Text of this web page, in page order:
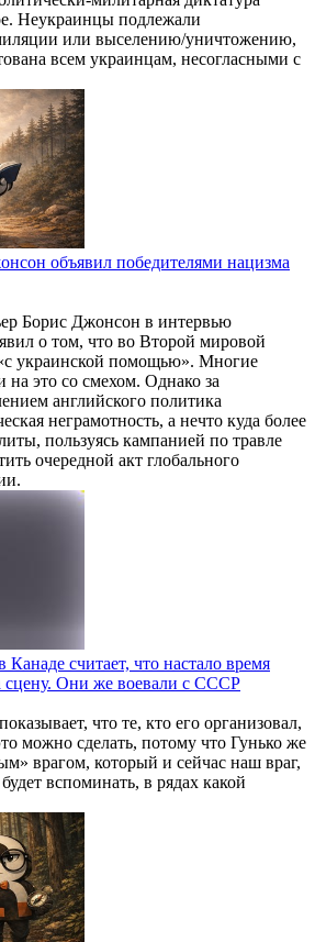
Неукраинцы подлежали
или выселению/уничтожению,
всем украинцам, несогласными с
объявил победителями нацизма
Борис Джонсон в интервью
о том, что во Второй мировой
украинской помощью». Многие
на это со смехом. Однако за
английского политика
неграмотность, а нечто куда более
пользуясь кампанией по травле
очередной акт глобального
Канаде считает, что настало время
сцену. Они же воевали с СССР
что те, кто его организовал,
можно сделать, потому что Гунько же
врагом, который и сейчас наш враг,
вспоминать, в рядах какой